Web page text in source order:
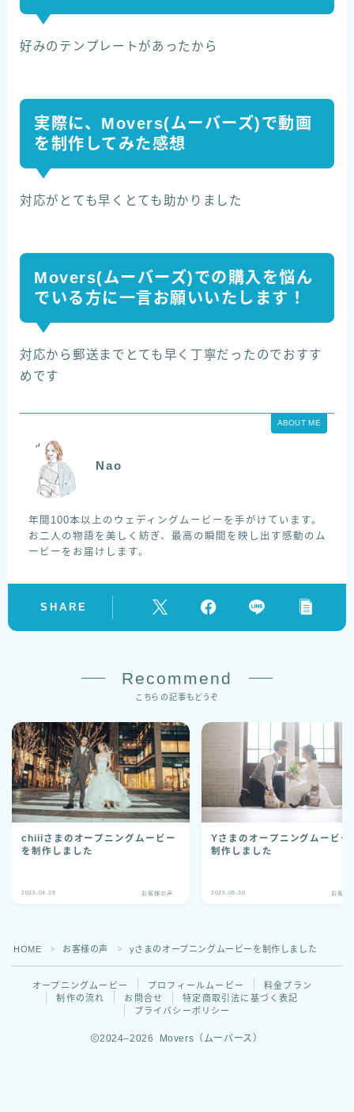
好みのテンプレートがあったから
実際に、Movers(ムーバーズ)で動画
を制作してみた感想
対応がとても早くとても助かりました
Movers(ムーバーズ)での購入を悩ん
でいる方に一言お願いいたします！
対応から郵送までとても早く丁寧だったのでおすす
めです
ABOUT ME
Nao
年間100本以上のウェディングムービーを手がけています。
お二人の物語を美しく紡ぎ、最高の瞬間を映し出す感動のム
ービーをお届けします。
SHARE
Recommend
こちらの記事もどうぞ
chiiiさまのオープニングムービー
を制作しました
2025.04.29 お客様の声
Yさまのオープニングムービー
制作しました
2025.08.30 お客様
HOME ＞ お客様の声 ＞ yさまのオープニングムービーを制作しました
オープニングムービー プロフィールムービー
料金プラン
制作の流れ
お問合せ
特定商取引法に基づく表記
プライバシーポリシー
2024–2026 Movers（ムーバース）